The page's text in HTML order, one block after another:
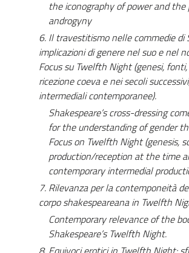
the iconography of power and the
androgyny
6. Il travestitismo nelle commedie di
implicazioni di genere nel suo e nel
Focus su Twelfth Night (genesi,
ricezione coeva e nei secoli
intermediali contemporanee).
Shakespeare’s cross-dressing
for the understanding of gender
Focus on Twelfth Night(genesis,
production/reception at the time
contemporary intermedial
7. Rilevanza per la contemponeità
corpo shakespeareana in Twelfth
Contemporary relevance of the
Shakespeare’s Twelfth Night.